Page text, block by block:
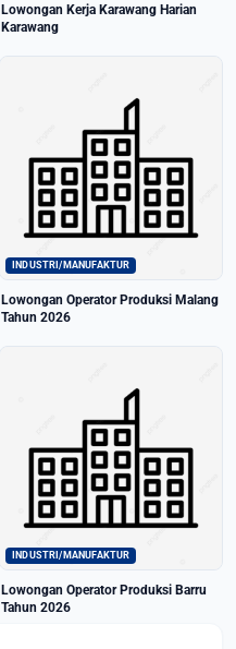
Lowongan Kerja Karawang Harian
Karawang
INDUSTRI/MANUFAKTUR
Lowongan Operator Produksi Malang
Tahun 2026
INDUSTRI/MANUFAKTUR
Lowongan Operator Produksi Barru
Tahun 2026